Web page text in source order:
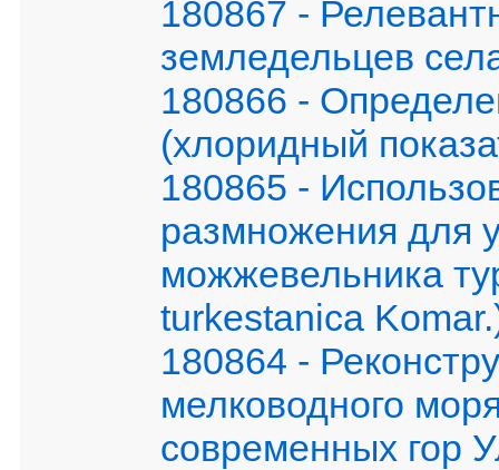
180867 -
земледельцев
180866 -
(хлоридный
180865 -
размножения для
можжевельника
turkestanica
180864 -
мелководного
современных гор